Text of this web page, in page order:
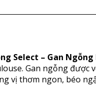
Select – Gan
Gan ngỗng được
vị thơm ngon, béo